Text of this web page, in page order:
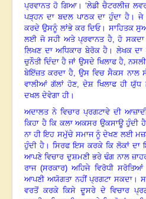
ਪ੍ਰਵਾਨਤ ਹੋ ਗਿਆ। ‘ਲੇਡੀ ਚੈਟਰਲੀਜ਼
ਪੜ੍ਹਨ ਦਾ ਬਦਲ ਪਾਠਕ ਦਾ ਹੁੰਦਾ ਹੈ। ਜੇ
ਕਰਦੇ ਉਸਨੂੰ ਲਾਂਭੇ ਕਰ ਦਿਓ। ਸਾਹਿਤਕ
ਲਈ ਜੋ ਸਹੀ ਅਤੇ ਪ੍ਰਵਾਨਤ ਹੈ,ਹੋ
ਲਿਖਣ ਦਾ ਅਧਿਕਾਰ ਬੇਰੋਕ ਹੈ। ਲੇਖਕ
ਚੁਨੌਤੀ ਦਿੰਦਾ ਹੈ ਜਾਂ ਉਸਦੇ ਖਿਲਾਫ ਹੈ,
ਬੇਇੱਜ਼ਤ ਕਰਦਾ ਹੈ,ਉਸ ਵਿਚ ਸੈਕਸ ਨਾਲ
ਵਾਲੀਆਂ ਗੱਲਾਂ ਹੋਣ,ਦੇਸ਼ ਖਿਲਾਫ ਹੀ
ਦਖਲ ਦੇਵੇਗਾ ਹੀ।
ਅਦਾਲਤ ਨੇ ਵਿਚਾਰ ਪ੍ਰਗਟਾਵੇ ਦੀ
ਕਿਹਾ ਹੈ ਕਿ ਕਲਾ ਅਕਸਰ ਉਕਸਾਊ
ਨਾ ਹੀ ਇਹ ਸਮੁੱਚੇ ਸਮਾਜ ਨੂੰ ਦੇਖਣ ਲਈ
ਹੁੰਦੀ ਹੈ। ਸਿਰਫ ਇਸ ਕਰਕੇ ਕਿ ਲੋਕਾਂ ਦਾ
ਆਪਣੇ ਵਿਚਾਰ ਦੁਸ਼ਮਣੀ ਭਰੇ ਢੰਗ ਨਾਲ
ਰਾਜ (ਸਰਕਾਰ) ਅਹਿਜੇ ਵਿਰੋਧੀ
ਆਪਣੀ ਅਯੋਗਤਾ ਨਹੀਂ ਪ੍ਰਗਟਾ ਸਕਦਾ।
ਵਰਤੋਂ ਕਰਕੇ ਕਿਸੇ ਦੂਸਰੇ ਦੇ ਵਿਚਾਰ